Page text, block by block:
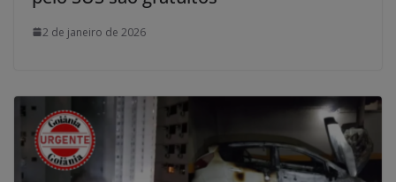
2 de janeiro de 2026